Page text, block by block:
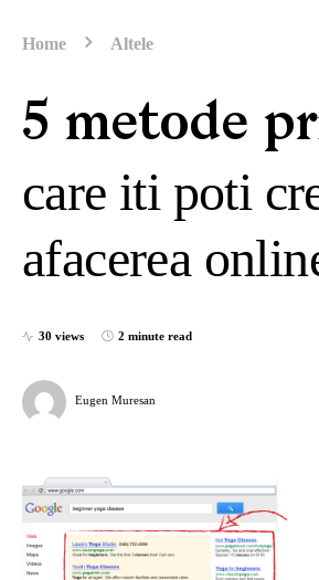
Home Altele
5 metode
care iti poti
afacerea
30 views 2 minute read
Eugen Muresan